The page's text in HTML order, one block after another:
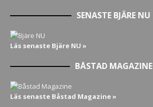
SENASTE BJÄRE NU
Läs senaste Bjäre NU »
BÅSTAD MAGAZINE
Läs senaste Båstad Magazine »